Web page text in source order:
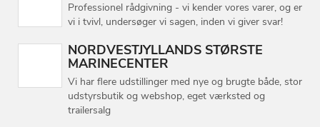
Professionel rådgivning - vi kender vores varer, og er
vi i tvivl, undersøger vi sagen, inden vi giver svar!
NORDVESTJYLLANDS STØRSTE
MARINECENTER
Vi har flere udstillinger med nye og brugte både, stor
udstyrsbutik og webshop, eget værksted og
trailersalg